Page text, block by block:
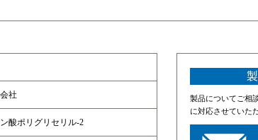
社
酸ポリグリセリル-2
製品についてご相
に対応させていた